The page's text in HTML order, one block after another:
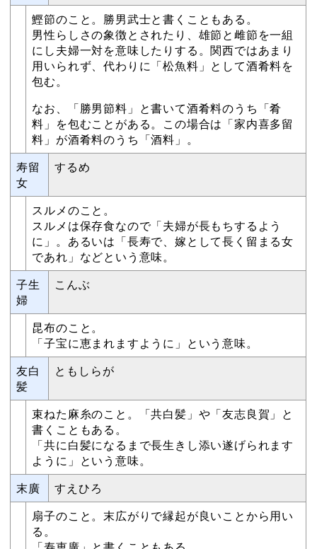
鰹節のこと。勝男武士と書くこともある。
男性らしさの象徴とされたり、雄節と雌節を一組
にし夫婦一対を意味したりする。関西ではあまり
用いられず、代わりに「松魚料」として酒肴料を
包む。
なお、「勝男節料」と書いて酒肴料のうち「肴
料」を包むことがある。この場合は「家内喜多留
料」が酒肴料のうち「酒料」。
寿留
女
するめ
スルメのこと。
スルメは保存食なので「夫婦が長もちするよう
に」。あるいは「長寿で、嫁として長く留まる女
であれ」などという意味。
子生
婦
こんぶ
昆布のこと。
「子宝に恵まれますように」という意味。
友白
髪
ともしらが
束ねた麻糸のこと。「共白髪」や「友志良賀」と
書くこともある。
「共に白髪になるまで長生きし添い遂げられます
ように」という意味。
末廣
すえひろ
扇子のこと。末広がりで縁起が良いことから用い
る。